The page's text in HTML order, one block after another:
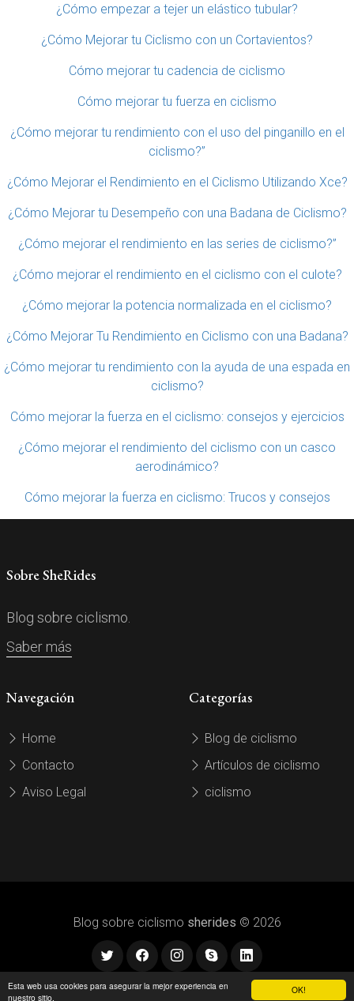
OK!
Esta web usa cookies para asegurar la mejor experiencia en
nuestro sitio.
¿Cómo empezar a tejer un elástico tubular?
¿Cómo Mejorar tu Ciclismo con un Cortavientos?
Cómo mejorar tu cadencia de ciclismo
Cómo mejorar tu fuerza en ciclismo
¿Cómo mejorar tu rendimiento con el uso del pinganillo en el
ciclismo?”
¿Cómo Mejorar el Rendimiento en el Ciclismo Utilizando Xce?
¿Cómo Mejorar tu Desempeño con una Badana de Ciclismo?
¿Cómo mejorar el rendimiento en las series de ciclismo?”
¿Cómo mejorar el rendimiento en el ciclismo con el culote?
¿Cómo mejorar la potencia normalizada en el ciclismo?
¿Cómo Mejorar Tu Rendimiento en Ciclismo con una Badana?
¿Cómo mejorar tu rendimiento con la ayuda de una espada en
ciclismo?
Cómo mejorar la fuerza en el ciclismo: consejos y ejercicios
¿Cómo mejorar el rendimiento del ciclismo con un casco
aerodinámico?
Cómo mejorar la fuerza en ciclismo: Trucos y consejos
Sobre SheRides
Blog sobre ciclismo.
Saber más
Navegación
Home
Contacto
Aviso Legal
Categorías
Blog de ciclismo
Artículos de ciclismo
ciclismo
Blog sobre ciclismo sherides © 2026